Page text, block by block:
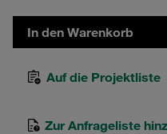
In den Warenkorb
Auf die Projektliste
Zur Anfrageliste